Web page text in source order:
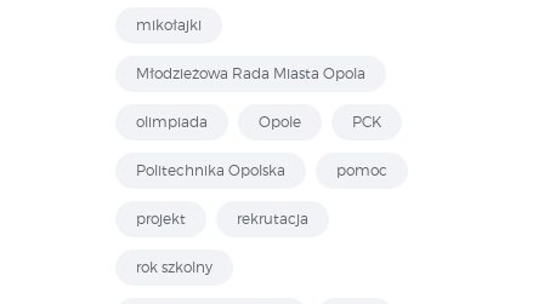
mikołajki
Młodzieżowa Rada Miasta Opola
olimpiada Opole PCK
Politechnika Opolska pomoc
projekt rekrutacja
rok szkolny